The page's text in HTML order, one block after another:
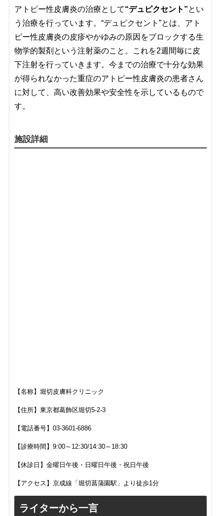
アトピー性皮膚炎の治療として“デュピクセント”とい
う治療を行っています。“デュピクセント ”とは、アト
ピー性皮膚炎の皮疹やかゆみの原因をブロックする生
物学的製剤という注射薬のこと。これを2週間毎に皮
下注射を行っていきます。今までの治療で十分な効果
が得られなかった重症のアトピー性皮膚炎の患者さん
に対して、高い改善効果や安全性を示しているもので
す。
施設詳細
【名称】堀切皮膚科クリニック
【住所】 東京都葛飾区堀切5-2-3
【電話番号】 03-3601-6886
【診療時間】 9:00～12:30/14:30～18:30
【休診日】 金曜日午後・日曜日午後・祝日午後
【アクセス】 京成線「堀切菖蒲園駅」より徒歩1分
ライターから一言